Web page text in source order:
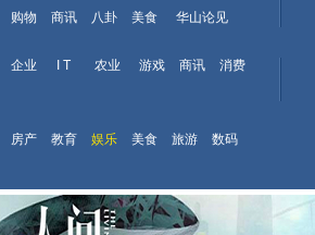
购物 商讯 八卦 美食 华山论见
企业 I T 农业 游戏 商讯
消费
房产 教育 娱乐 美食 旅游
数码